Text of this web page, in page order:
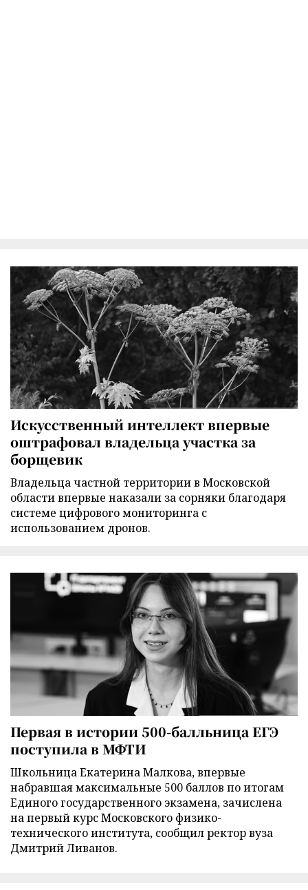
Искусственный интеллект впервые
оштрафовал владельца участка за
борщевик
Владельца частной территории в Московской
области впервые наказали за сорняки благодаря
системе цифрового мониторинга с
использованием дронов.
Первая в истории 500-балльница ЕГЭ
поступила в МФТИ
Школьница Екатерина Малкова, впервые
набравшая максимальные 500 баллов по итогам
Единого государственного экзамена, зачислена
на первый курс Московского физико-
технического института, сообщил ректор вуза
Дмитрий Ливанов.